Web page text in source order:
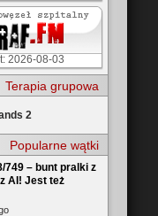
2026-08-03
Terapia grupowa
2
Popularne wątki
749 – bunt pralki z
AI! Jest też